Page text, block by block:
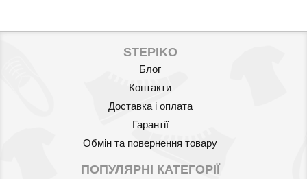
STEPIKO
Блог
Контакти
Доставка і оплата
Гарантії
Обмін та повернення товару
ПОПУЛЯРНІ КАТЕГОРІЇ